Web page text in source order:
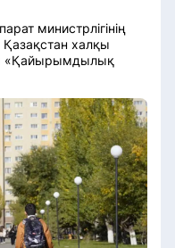
министрлігінің
халқы
«Қайырымдылық